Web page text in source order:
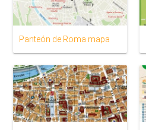
Panteón de Roma mapa